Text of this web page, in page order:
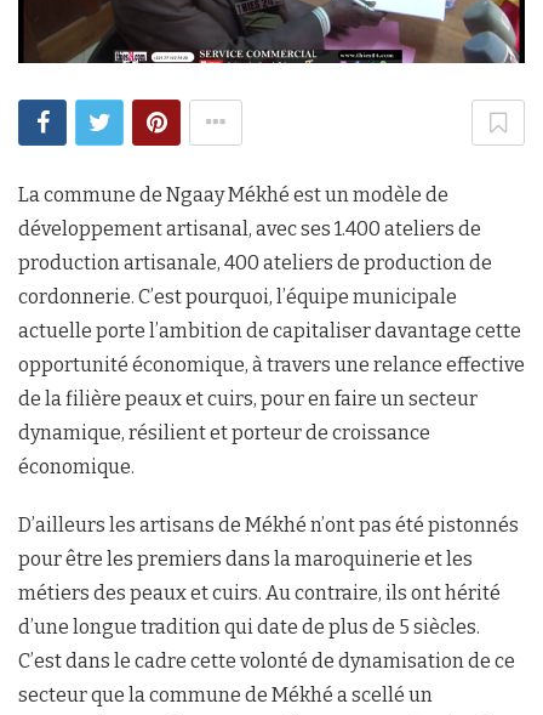
La commune de Ngaay Mékhé est un modèle de
développement artisanal, avec ses 1.400 ateliers de
production artisanale, 400 ateliers de production de
cordonnerie. C’est pourquoi, l’équipe municipale
actuelle porte l’ambition de capitaliser davantage cette
opportunité économique, à travers une relance effective
de la filière peaux et cuirs, pour en faire un secteur
dynamique, résilient et porteur de croissance
économique.
D’ailleurs les artisans de Mékhé n’ont pas été pistonnés
pour être les premiers dans la maroquinerie et les
métiers des peaux et cuirs. Au contraire, ils ont hérité
d’une longue tradition qui date de plus de 5 siècles.
C’est dans le cadre cette volonté de dynamisation de ce
secteur que la commune de Mékhé a scellé un